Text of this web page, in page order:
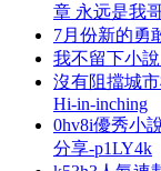
章 永远是我
7月份新的勇
我不留下小說
沒有阻擋城
Hi-in-inching
0hv8i優秀小
分享-p1LY4k